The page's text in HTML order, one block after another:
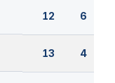
12 6
13 4